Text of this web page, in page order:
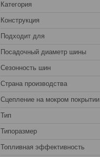
Категория
Конструкция
Подходит для
Посадочный диаметр шины
Сезонность шин
Страна производства
Сцепление на мокром покрытии
Тип
Типоразмер
Топливная эффективность